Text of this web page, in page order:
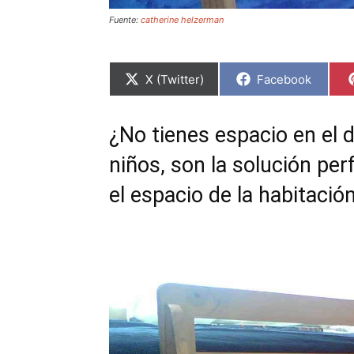
Fuente: catherine helzerman
C
r
i
r
n
X (Twitter) C
r
r
e
n
Facebook
¿No tienes espacio en el
niños, son la solución
el espacio de la